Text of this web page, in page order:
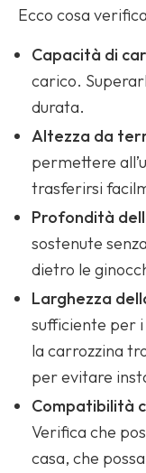
Ecco cosa
Capacità di
carico.
durata.
Altezza da
permettere
trasferirsi
Profondità
sostenute
dietro le
Larghezza
sufficiente per
la carrozzina
per evitare
Compatibilità
Verifica che
casa, che